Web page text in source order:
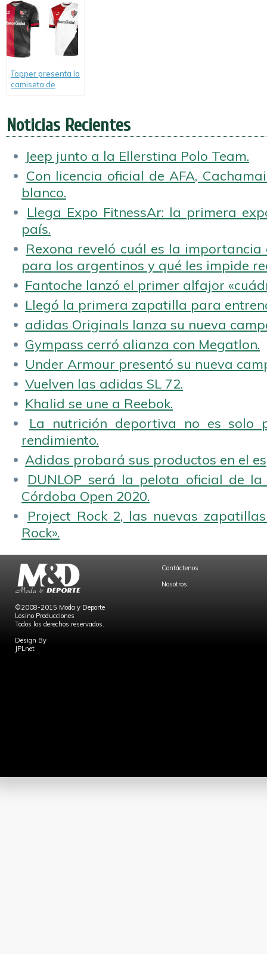
Atlético Vélez
Sarsfield.
Topper presenta la
camiseta de
2014.
Noticias Recientes
Jeep junto a la Ellerstina Polo Team.
Con licencia oficial de AFA,
blanco.
Llega Expo FitnessAr: la primera
país.
Rexona reveló cuál es la
para los argentinos y qué les impide
Fantoche lanzó el primer alfajor
Llegó la primera zapatilla para
adidas Originals lanza su nueva
Gympass cerró alianza con Megatlon.
Under Armour presentó su nueva
Vuelven las adidas SL 72.
Khalid se une a Reebok.
La nutrición deportiva no es solo
rendimiento.
Adidas probará sus productos en el
DUNLOP será la pelota oficial de
Córdoba Open 2020.
Project Rock 2, las nuevas
Rock».
©2008-2015 Moda y Deporte
Losino Producciones
Todos los derechos reservados.
Design By
JPLnet
Contáctenos
Nosotros